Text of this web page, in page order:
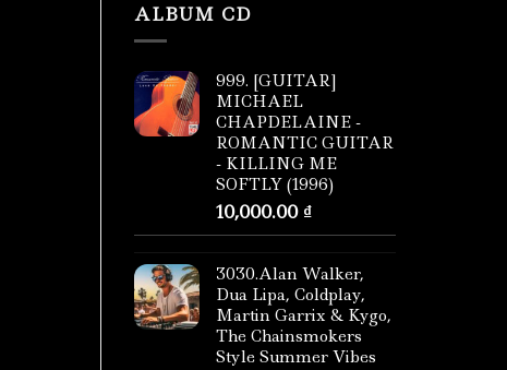
ALBUM CD
999. [GUITAR]
MICHAEL
CHAPDELAINE -
ROMANTIC GUITAR
- KILLING ME
SOFTLY (1996)
10,000.00 ₫
3030.Alan Walker,
Dua Lipa, Coldplay,
Martin Garrix & Kygo,
The Chainsmokers
Style Summer Vibes